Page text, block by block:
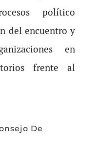
político
del encuentro y
en
frente al
De